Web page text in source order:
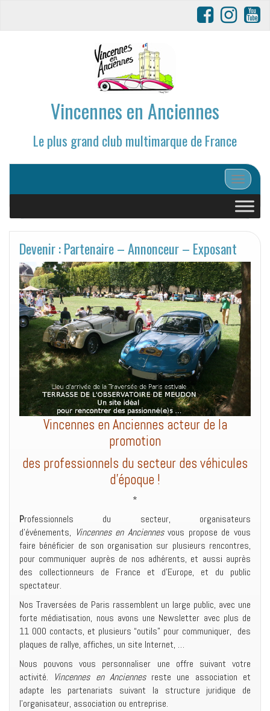
Vincennes en Anciennes
Le plus grand club multimarque de France
Afficher/
Devenir : Partenaire – Annonceur – Exposant
Vincennes en Anciennes acteur de la
promotion
des professionnels du secteur des véhicules
d’époque !
*
Professionnels du secteur, organisateurs
d’événements, Vincennes en Anciennesvous propose de vous
faire bénéficier de son organisation sur plusieurs rencontres,
pour communiquer auprès de nos adhérents, et aussi auprès
des collectionneurs de France et d’Europe, et du public
spectateur.
Nos Traversées de Paris rassemblent un large public, avec une
forte médiatisation, nous avons une Newsletter avec plus de
11 000 contacts, et plusieurs “outils” pour communiquer, des
plaques de rallye, affiches, un site Internet, …
Nous pouvons vous personnaliser une offre suivant votre
activité.
Vincennes en Anciennesreste une association et
adapte les partenariats suivant la structure juridique de
l’organisateur, association ou entreprise.